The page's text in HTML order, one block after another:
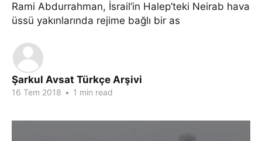
Rami Abdurrahman, İsrail’in Halep’teki Neirab hava
üssü yakınlarında rejime bağlı bir as
Şarkul Avsat Türkçe Arşivi
16 Tem 2018 • 1 min read